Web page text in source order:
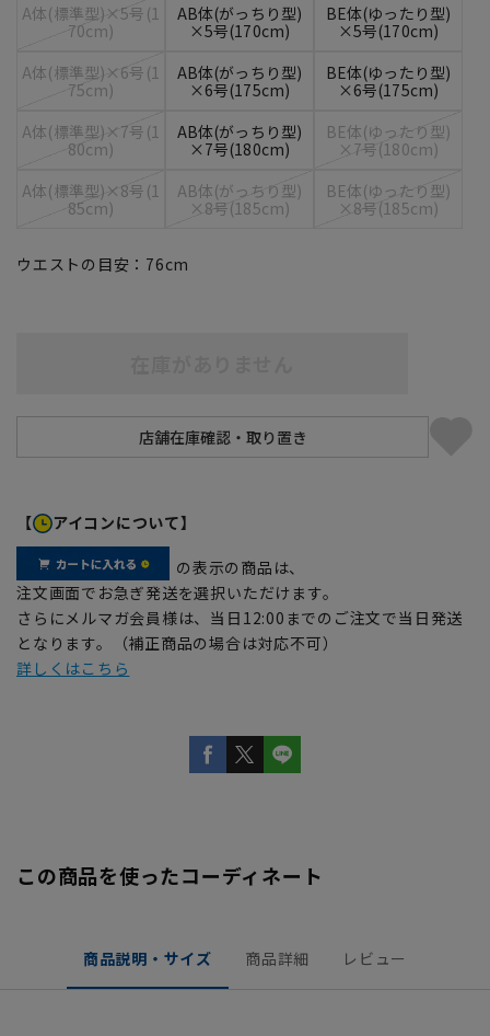
A体(標準型)×5号(1
70cm)
AB体(がっちり型)
×5号(170cm)
BE体(ゆったり型)
×5号(170cm)
A体(標準型)×6号(1
75cm)
AB体(がっちり型)
×6号(175cm)
BE体(ゆったり型)
×6号(175cm)
A体(標準型)×7号(1
80cm)
AB体(がっちり型)
×7号(180cm)
BE体(ゆったり型)
×7号(180cm)
A体(標準型)×8号(1
85cm)
AB体(がっちり型)
×8号(185cm)
BE体(ゆったり型)
×8号(185cm)
ウエストの目安： 76cm
【 アイコンについて】
の表示の商品は、
注文画面でお急ぎ発送を選択いただけます。
さらにメルマガ会員様は、当日12:00までのご注文で当日発送
となります。（補正商品の場合は対応不可）
詳しくはこちら
この商品を使ったコーディネート
商品説明・サイズ 商品詳細 レビュー